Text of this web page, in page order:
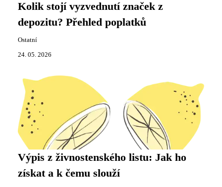
Kolik stojí vyzvednutí značek z
depozitu? Přehled poplatků
Ostatní
24. 05. 2026
Výpis z živnostenského listu: Jak ho
získat a k čemu slouží